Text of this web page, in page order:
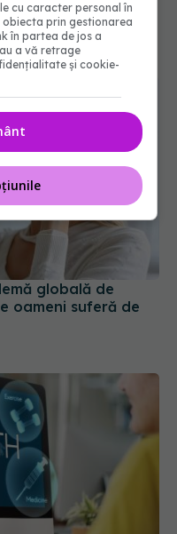
oameni suferă de
cu caracter personal în
prin gestionarea
în partea de jos a
a vă retrage
și cookie-